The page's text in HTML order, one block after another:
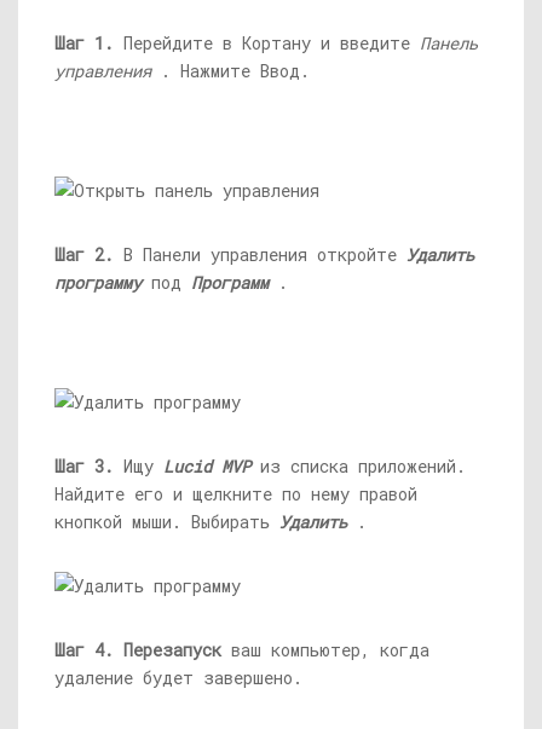
Шаг 1. Перейдите в Кортану и введите Панель
управления. Нажмите Ввод.
Шаг 2. В Панели управления откройте Удалить
программу под Программ .
Шаг 3. Ищу Lucid MVP из списка приложений.
Найдите его и щелкните по нему правой
кнопкой мыши. Выбирать Удалить .
Шаг 4. Перезапускваш компьютер, когда
удаление будет завершено.